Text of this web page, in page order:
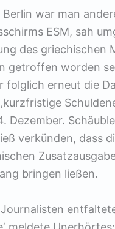
Berlin war man
ESM, sah
des
getroffen worden
folglich erneut die
Dezember.
verkünden, dass
bringen ließen.